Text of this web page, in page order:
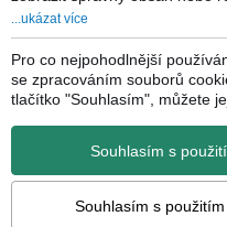
určeném. Tyto cookies
partneři a umožnuji nám
stránkách našich a také
subjektů. Pro tyto potřeby
pseudonymizované profily.
osobu či zákazníka, ale pouze
údaje. V případě, že
těchto cookies, nebudete
...ukázat více
Pro co nejpohodlnější
se zpracováním souborů
tlačítko "Souhlasím", můžete
Souhlasím s
Souhlasím s